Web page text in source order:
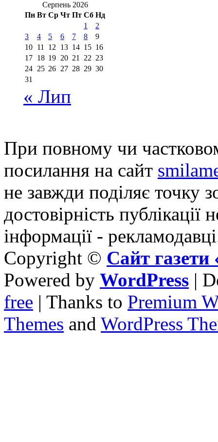
Серпень 2026
Пн Вт Ср Чт Пт Сб Нд
1
2
3
4 5 6 7 8
9
10 11 12 13 14 15 16
17 18 19 20 21 22 23
24 25 26 27 28 29 30
31
« Лип
При повному чи
посилання на сайт
не завжди поділяє точку
достовірність публікації
інформації -
Copyright © Сайт
Powered by WordPress |
free | Thanks to Premium
Themes and WordPress